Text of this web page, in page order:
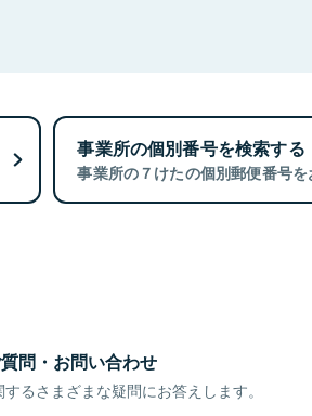
事業所の個別番号を検索する
事業所の７けたの個別郵便番号を
問・お問い合わせ
るさまざまな疑問にお答えします。